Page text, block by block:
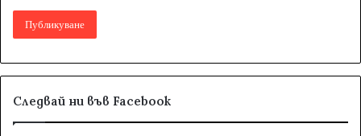
Следвай ни във Facebook